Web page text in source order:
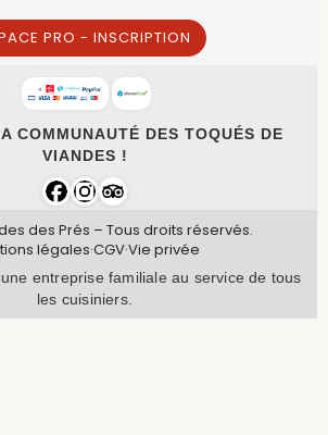
PRO - INSCRIPTION
COMMUNAUTÉ DES TOQUÉS DE
VIANDES !
des Prés – Tous droits réservés.
légales·CGV·Vie privée
entreprise familiale au service de tous
les cuisiniers.